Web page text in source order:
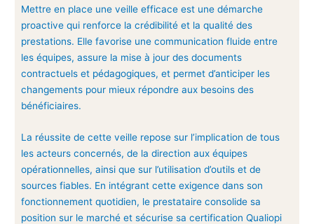
Mettre en place une veille efficace est une démarche
proactive qui renforce la crédibilité et la qualité des
prestations. Elle favorise une communication fluide entre
les équipes, assure la mise à jour des documents
contractuels et pédagogiques, et permet d’anticiper les
changements pour mieux répondre aux besoins des
bénéficiaires.
La réussite de cette veille repose sur l’implication de tous
les acteurs concernés, de la direction aux équipes
opérationnelles, ainsi que sur l’utilisation d’outils et de
sources fiables. En intégrant cette exigence dans son
fonctionnement quotidien, le prestataire consolide sa
position sur le marché et sécurise sa certification Qualiopi